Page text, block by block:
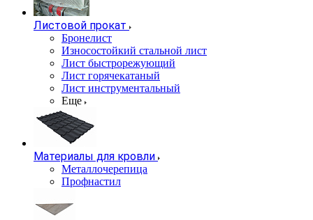
Листовой прокат
Бронелист
Износостойкий стальной лист
Лист быстрорежующий
Лист горячекатаный
Лист инструментальный
Еще
Материалы для кровли
Металлочерепица
Профнастил